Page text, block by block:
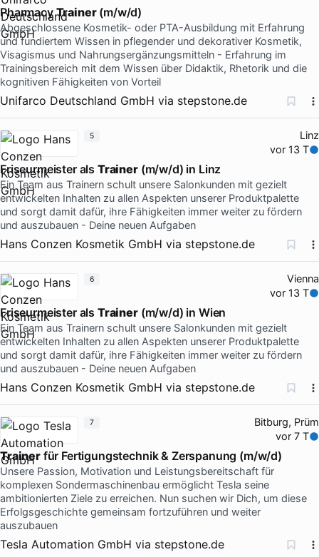
PharmacyTrainer(m/w/d)
Abgeschlossene Kosmetik- oder PTA-Ausbildung mit Erfahrung
und fundiertem Wissen in pflegender und dekorativer Kosmetik,
Visagismus und Nahrungsergänzungsmitteln - Erfahrung im
Trainingsbereich mit dem Wissen über Didaktik, Rhetorik und die
kognitiven Fähigkeiten von Vorteil
Unifarco Deutschland GmbH via stepstone.de
Linz
vor 13 T
Friseurmeister als Trainer(m/w/d) in Linz
Ein Team aus Trainern schult unsere Salonkunden mit gezielt
entwickelten Inhalten zu allen Aspekten unserer Produktpalette
und sorgt damit dafür, ihre Fähigkeiten immer weiter zu fördern
und auszubauen - Deine neuen Aufgaben
Hans Conzen Kosmetik GmbH via stepstone.de
5
Vienna
vor 13 T
Friseurmeister als Trainer(m/w/d) in Wien
Ein Team aus Trainern schult unsere Salonkunden mit gezielt
entwickelten Inhalten zu allen Aspekten unserer Produktpalette
und sorgt damit dafür, ihre Fähigkeiten immer weiter zu fördern
und auszubauen - Deine neuen Aufgaben
Hans Conzen Kosmetik GmbH via stepstone.de
6
Bitburg, Prüm
vor 7 T
Trainerfür Fertigungstechnik & Zerspanung (m/w/d)
Unsere Passion, Motivation und Leistungsbereitschaft für
komplexen Sondermaschinenbau ermöglicht Tesla seine
ambitionierten Ziele zu erreichen. Nun suchen wir Dich, um diese
Erfolgsgeschichte gemeinsam fortzuführen und weiter
auszubauen
Tesla Automation GmbH via stepstone.de
7